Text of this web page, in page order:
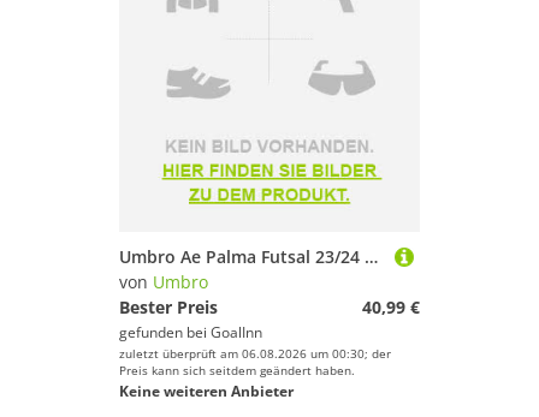
Umbro Ae Palma Futsal 23/24 Third Short Sleeve T-shirt Weiß M
von Umbro
Bester Preis
40,99 €
gefunden bei GoalInn
zuletzt überprüft am 06.08.2026 um 00:30; der
Preis kann sich seitdem geändert haben.
Keine weiteren Anbieter